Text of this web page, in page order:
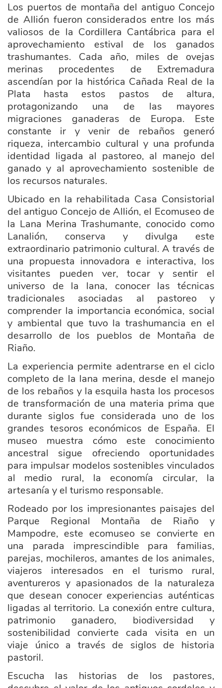
Los puertos de montaña del antiguo Concejo
de Allión fueron considerados entre los más
valiosos de la Cordillera Cantábrica para el
aprovechamiento estival de los ganados
trashumantes. Cada año, miles de ovejas
merinas procedentes de Extremadura
ascendían por la histórica Cañada Real de la
Plata hasta estos pastos de altura,
protagonizando una de las mayores
migraciones ganaderas de Europa. Este
constante ir y venir de rebaños generó
riqueza, intercambio cultural y una profunda
identidad ligada al pastoreo, al manejo del
ganado y al aprovechamiento sostenible de
los recursos naturales.
Ubicado en la rehabilitada Casa Consistorial
del antiguo Concejo de Allión, el Ecomuseo de
la Lana Merina Trashumante, conocido como
Lanalión, conserva y divulga este
extraordinario patrimonio cultural. A través de
una propuesta innovadora e interactiva, los
visitantes pueden ver, tocar y sentir el
universo de la lana, conocer las técnicas
tradicionales asociadas al pastoreo y
comprender la importancia económica, social
y ambiental que tuvo la trashumancia en el
desarrollo de los pueblos de Montaña de
Riaño.
La experiencia permite adentrarse en el ciclo
completo de la lana merina, desde el manejo
de los rebaños y la esquila hasta los procesos
de transformación de una materia prima que
durante siglos fue considerada uno de los
grandes tesoros económicos de España. El
museo muestra cómo este conocimiento
ancestral sigue ofreciendo oportunidades
para impulsar modelos sostenibles vinculados
al medio rural, la economía circular, la
artesanía y el turismo responsable.
Rodeado por los impresionantes paisajes del
Parque Regional Montaña de Riaño y
Mampodre, este ecomuseo se convierte en
una parada imprescindible para familias,
parejas, mochileros, amantes de los animales,
viajeros interesados en el turismo rural,
aventureros y apasionados de la naturaleza
que desean conocer experiencias auténticas
ligadas al territorio. La conexión entre cultura,
patrimonio ganadero, biodiversidad y
sostenibilidad convierte cada visita en un
viaje único a través de siglos de historia
pastoril.
Escucha las historias de los pastores,